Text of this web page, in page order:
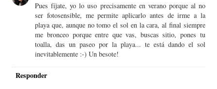
Pues fíjate, yo lo uso precisamente en verano porque al no
ser fotosensible, me permite aplicarlo antes de irme a la
playa que, aunque no tomo el sol en la cara, al final siempre
me bronceo porque entre que vas, buscas sitio, pones tu
toalla, das un paseo por la playa... te está dando el sol
inevitablemente :-) Un besote!
Responder